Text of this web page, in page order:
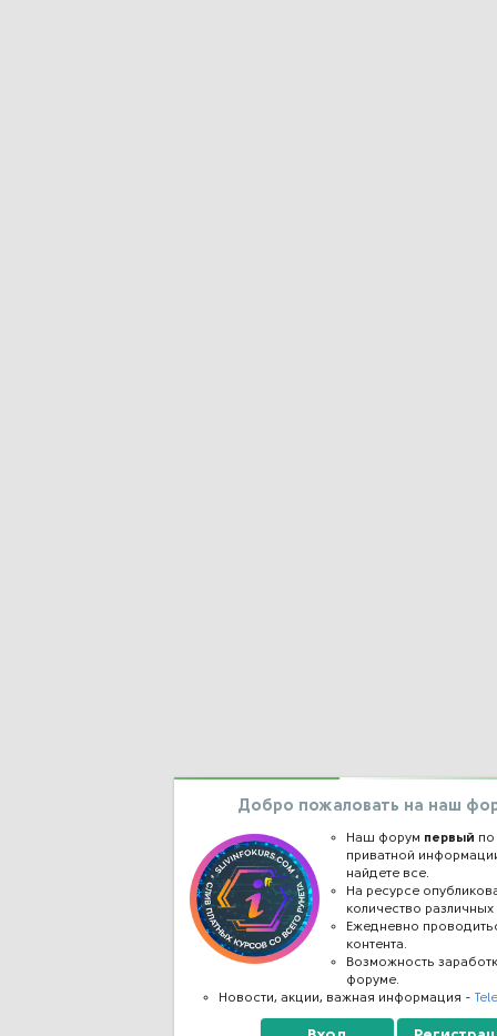
Добро пожаловать на наш
Наш форум первый
приватной
найдете все.
На ресурсе
количество различных
Ежедневно
контента.
Возможность
форуме.
Новости, акции, важная информация -